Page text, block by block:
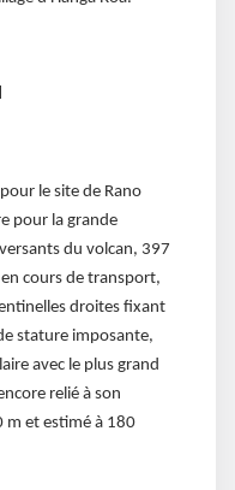
le site de Rano
pour la grande
du volcan, 397
cours de transport,
droites fixant
stature imposante,
avec le plus grand
relié à son
m et estimé à 180